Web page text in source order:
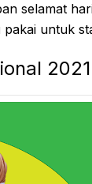
selamat
untuk
2021